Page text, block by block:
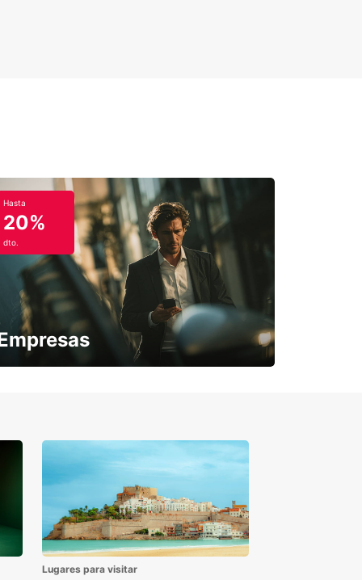
Hasta
20%
dto.
Lugares para visitar